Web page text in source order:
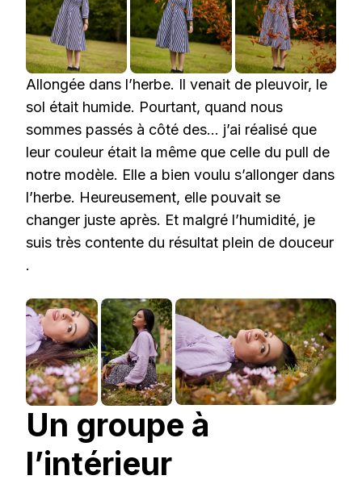
Allongée dans l’herbe. Il venait de pleuvoir, le
sol était humide. Pourtant, quand nous
sommes passés à côté des… j’ai réalisé que
leur couleur était la même que celle du pull de
notre modèle. Elle a bien voulu s’allonger dans
l’herbe. Heureusement, elle pouvait se
changer juste après. Et malgré l’humidité, je
suis très contente du résultat plein de douceur
.
Un groupe à
l’intérieur